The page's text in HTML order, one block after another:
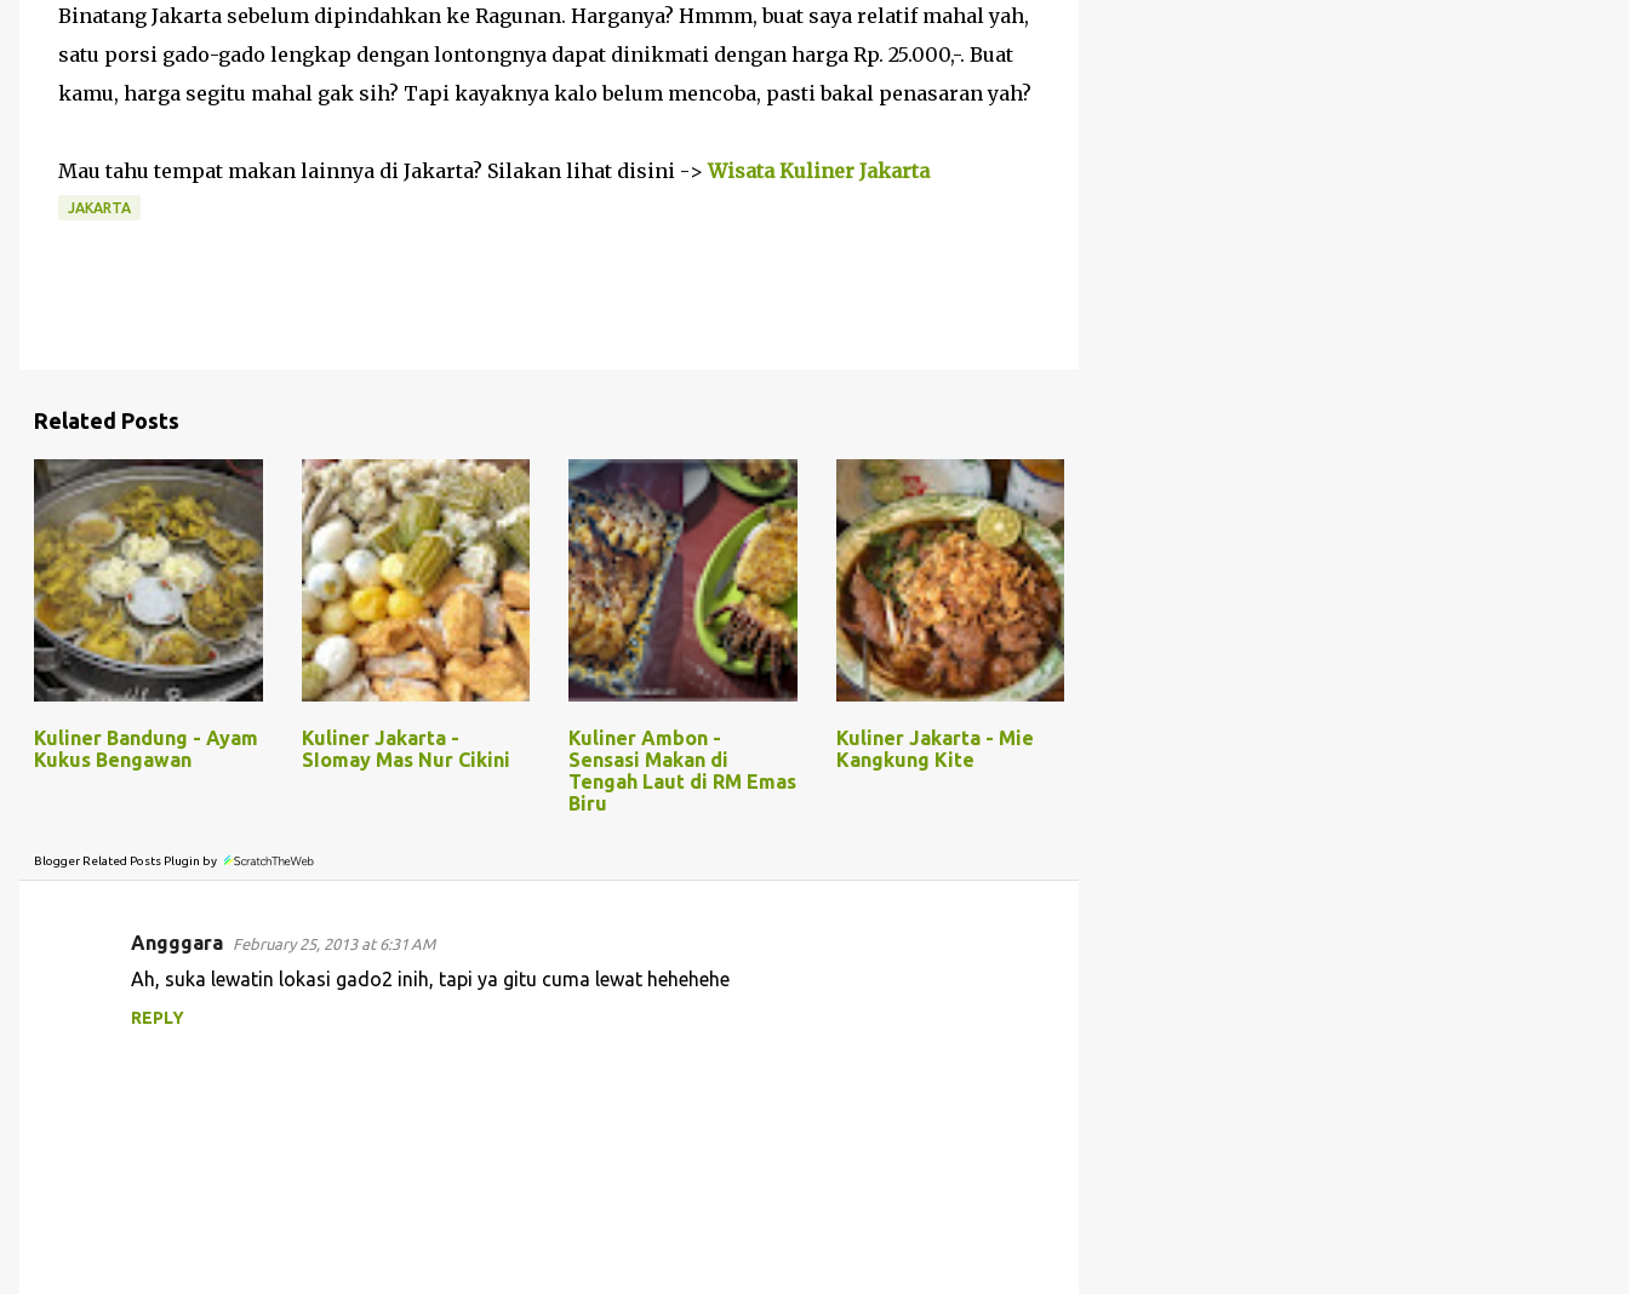
Binatang Jakarta sebelum dipindahkan ke Ragunan. Harganya? Hmmm, buat saya relatif mahal yah,
satu porsi gado-gado lengkap dengan lontongnya dapat dinikmati dengan harga Rp. 25.000,-. Buat
kamu, harga segitu mahal gak sih? Tapi kayaknya kalo belum mencoba, pasti bakal penasaran yah?
Mau tahu tempat makan lainnya di Jakarta? Silakan lihat disini ->Wisata Kuliner Jakarta
JAKARTA
Related Posts
Kuliner Bandung - Ayam
Kukus Bengawan
Kuliner Jakarta -
SIomay Mas Nur Cikini
Kuliner Ambon -
Sensasi Makan di
Tengah Laut di RM Emas
Biru
Kuliner Jakarta - Mie
Kangkung Kite
Blogger Related Posts Plugin by
Angggara February 25, 2013 at 6:31 AM
Ah, suka lewatin lokasi gado2 inih, tapi ya gitu cuma lewat hehehehe
REPLY